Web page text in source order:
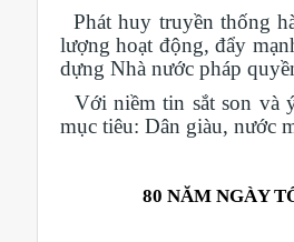
Phát huy truyền thống
lượng hoạt động, đẩy
dựng Nhà nước pháp
Với niềm tin sắt son và
mục tiêu: Dân giàu, nước
80 NĂM NGÀY